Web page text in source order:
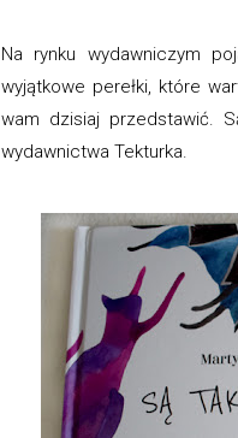
Na rynku wydawniczym
wyjątkowe perełki, które
wam dzisiaj przedstawić.
wydawnictwa Tekturka.